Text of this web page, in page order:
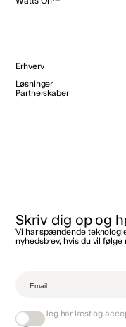
Erhverv
Løsninger
Partnerskaber
Skriv dig op og
Vi har spændende
nyhedsbrev, hvis du vil følge
Jeg har læst og